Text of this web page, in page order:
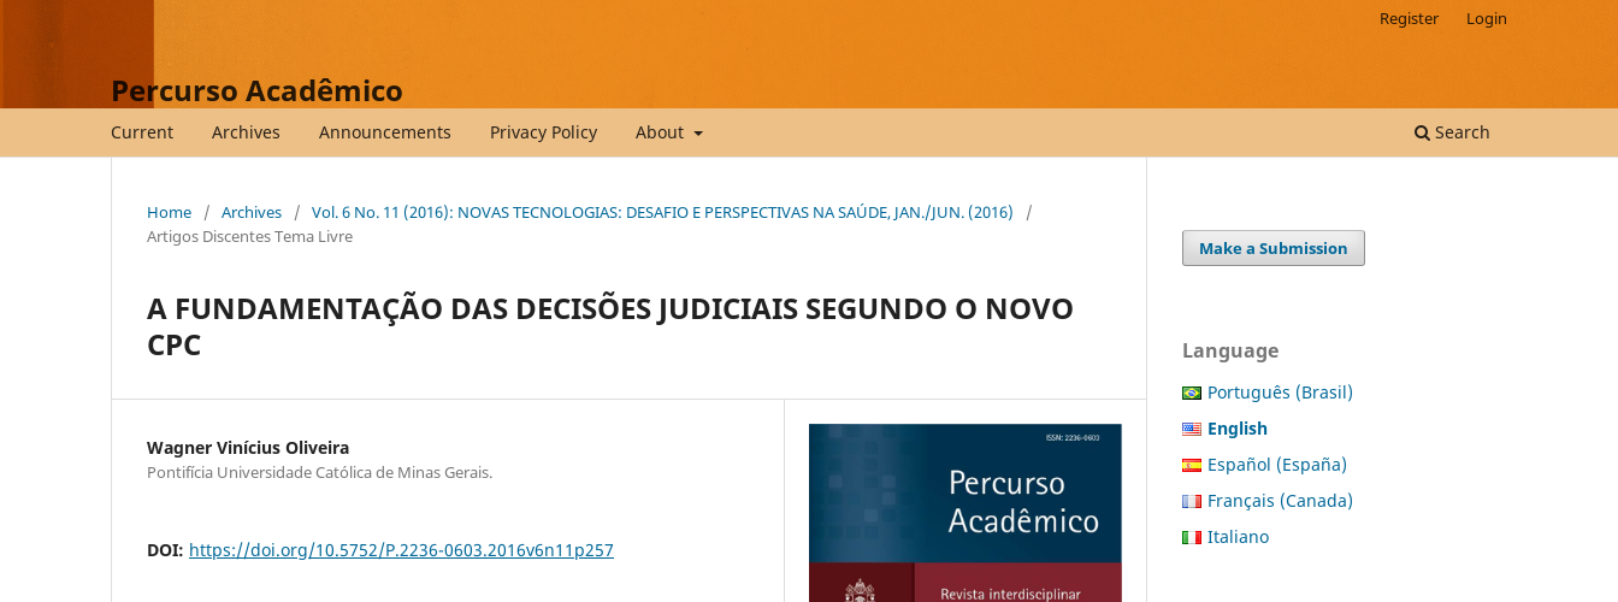
Percurso Acadêmico
Current Archives Announcements Privacy Policy About Search
Register Login
Home / Archives / Vol. 6 No. 11 (2016): NOVAS TECNOLOGIAS: DESAFIO E PERSPECTIVAS NA SAÚDE, JAN./JUN. (2016)
/
Artigos Discentes Tema Livre
A FUNDAMENTAÇÃO DAS DECISÕES JUDICIAIS SEGUNDO O NOVO
CPC
Wagner Vinícius Oliveira
Pontifícia Universidade Católica de Minas Gerais.
DOI: https://doi.org/10.5752/P.2236-0603.2016v6n11p257
Make a Submission
Language
Português (Brasil)
English
Español (España)
Français (Canada)
Italiano